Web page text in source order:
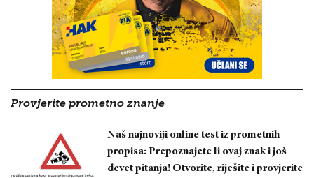
Provjerite prometno znanje
Naš najnoviji online test iz prometnih
propisa: Prepoznajete li ovaj znak i još
devet pitanja! Otvorite, riješite i provjerite